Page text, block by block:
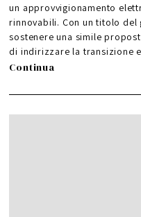
un approvvigionamento
rinnovabili. Con un titolo del
sostenere una simile
di indirizzare la transizione
Continua